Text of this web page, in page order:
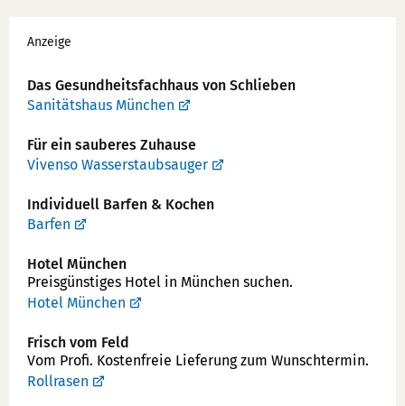
Werbung
Anzeige
Das Gesundheits­fachhaus von Schlieben
Sanitätshaus München
Für ein sauberes Zuhause
Vivenso Wasserstaubsauger
Individuell Barfen & Kochen
Barfen
Hotel München
Preisgünstiges Hotel in München suchen.
Hotel München
Frisch vom Feld
Vom Profi. Kostenfreie Lieferung zum Wunschtermin.
Rollrasen